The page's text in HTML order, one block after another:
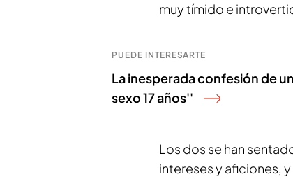
muy tímido e
PUEDE INTERESARTE
La inesperada confesión de
sexo 17 años''
Los dos se han
intereses y aficiones,